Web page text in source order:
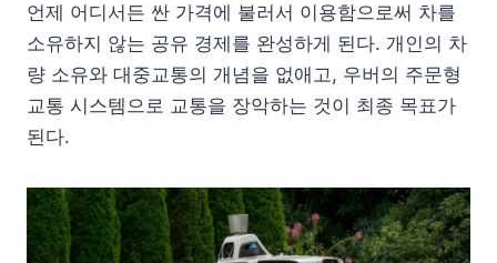
언제 어디서든 싼 가격에 불러서 이용함으로써 차를
소유하지 않는 공유 경제를 완성하게 된다. 개인의 차
량 소유와 대중교통의 개념을 없애고, 우버의 주문형
교통 시스템으로 교통을 장악하는 것이 최종 목표가
된다.